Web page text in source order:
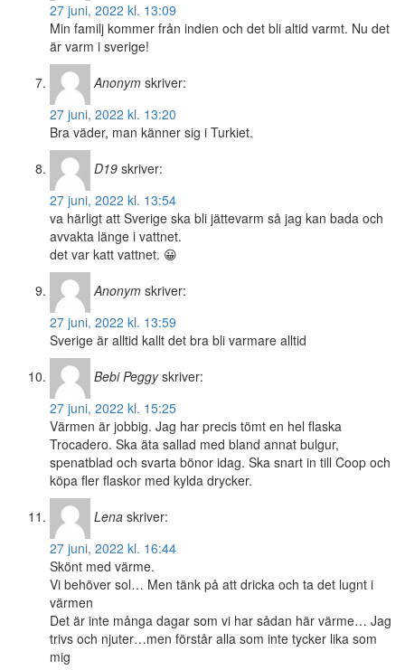
27 juni, 2022 kl. 13:09
Min familj kommer från indien och det bli altid varmt. Nu det
är varm i sverige!
Anonym skriver:
27 juni, 2022 kl. 13:20
Bra väder, man känner sig i Turkiet.
D19 skriver:
27 juni, 2022 kl. 13:54
va härligt att Sverige ska bli jättevarm så jag kan bada och
avvakta länge i vattnet.
det var katt vattnet. 😀
Anonym skriver:
27 juni, 2022 kl. 13:59
Sverige är alltid kallt det bra bli varmare alltid
Bebi Peggy skriver:
27 juni, 2022 kl. 15:25
Värmen är jobbig. Jag har precis tömt en hel flaska
Trocadero. Ska äta sallad med bland annat bulgur,
spenatblad och svarta bönor idag. Ska snart in till Coop och
köpa fler flaskor med kylda drycker.
Lena skriver:
27 juni, 2022 kl. 16:44
Skönt med värme.
Vi behöver sol… Men tänk på att dricka och ta det lugnt i
värmen
Det är inte många dagar som vi har sådan här värme… Jag
trivs och njuter…men förstår alla som inte tycker lika som
mig